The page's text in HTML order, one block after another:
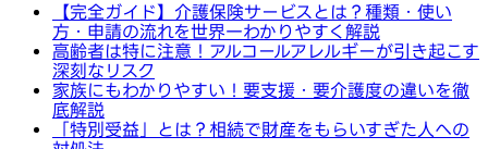
【完全ガイド】介護保険サービスとは？種類・使い
方・申請の流れを世界一わかりやすく解説
高齢者は特に注意！アルコールアレルギーが引き起こす
深刻なリスク
家族にもわかりやすい！要支援・要介護度の違いを徹
底解説
「特別受益」とは？相続で財産をもらいすぎた人への